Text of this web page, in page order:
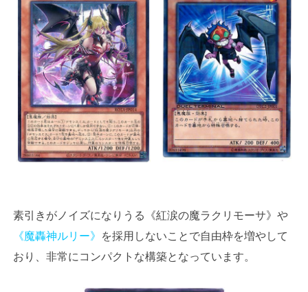
素引きがノイズになりうる《紅涙の魔ラクリモーサ》や
《魔轟神ルリー》 を採用しないことで自由枠を増やして
おり、非常にコンパクトな構築となっています。